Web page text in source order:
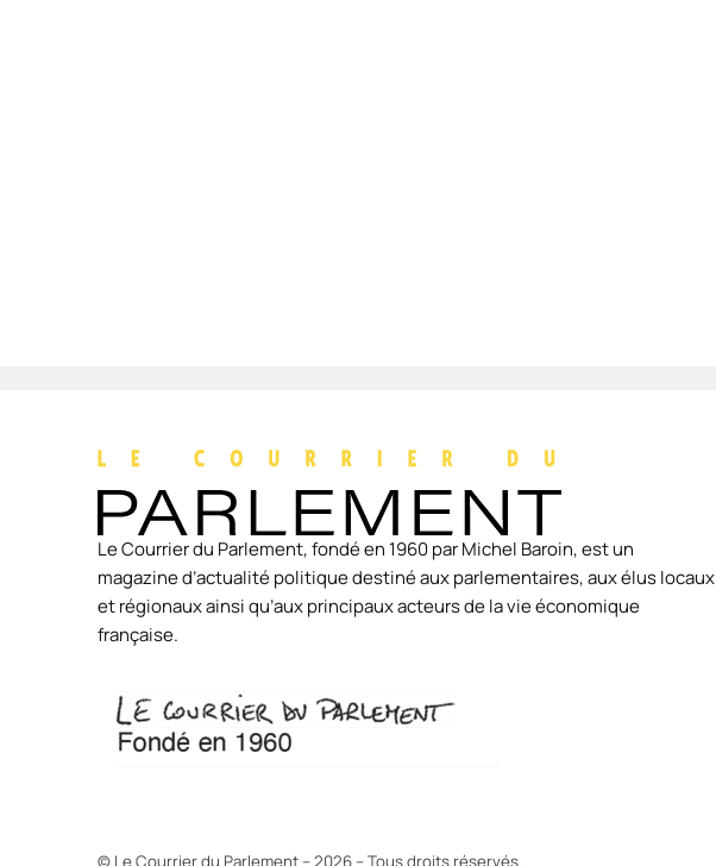
Le Courrier du Parlement, fondé en 1960 par Michel Baroin, est un
magazine d’actualité politique destiné aux parlementaires, aux élus locaux
et régionaux ainsi qu’aux principaux acteurs de la vie économique
française.
© Le Courrier du Parlement – 2026 – Tous droits réservés.